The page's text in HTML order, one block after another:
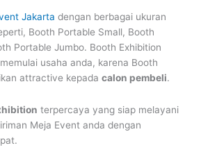
Jakarta dengan berbagai ukuran
Booth Portable Small, Booth
Portable Jumbo. Booth Exhibition
usaha anda, karena Booth
attractive kepada calon pembeli.
terpercaya yang siap melayani
Meja Event anda dengan